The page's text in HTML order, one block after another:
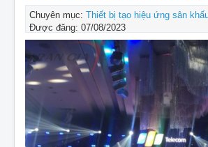
THI CÔNG - LẮP ĐẶT THIẾT BỊ
Chuyên mục: Thiết bị tạo hiệu ứng sân
Được đăng: 07/08/2023